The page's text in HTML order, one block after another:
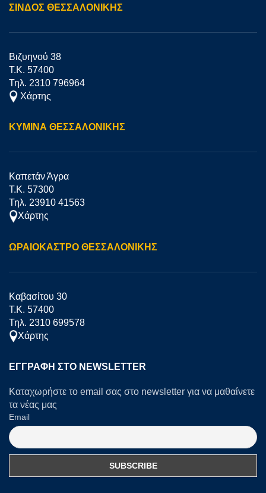
ΣΊΝΔΟΣ ΘΕΣΣΑΛΟΝΙΚΗΣ
Βιζυηνού 38
Τ.Κ. 57400
Τηλ. 2310 796964
Χάρτης
ΚΥΜΙΝΑ ΘΕΣΣΑΛΟΝΙΚΗΣ
Καπετάν Άγρα
Τ.Κ. 57300
Τηλ. 23910 41563
Χάρτης
ΩΡΑΙΟΚΑΣΤΡΟ ΘΕΣΣΑΛΟΝΙΚΗΣ
Καβασίτου 30
Τ.Κ. 57400
Τηλ. 2310 699578
Χάρτης
ΕΓΓΡΑΦΉ ΣΤΟ NEWSLETTER
Καταχωρήστε το email σας στο newsletter για να μαθαίνετε
τα νέας μας
Email